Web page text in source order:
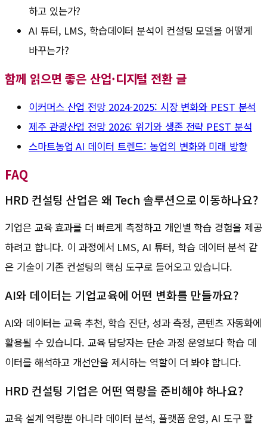
하고 있는가?
AI 튜터, LMS, 학습데이터 분석이 컨설팅 모델을 어떻게
바꾸는가?
함께 읽으면 좋은 산업·디지털 전환 글
이커머스 산업 전망 2024-2025: 시장 변화와 PEST 분석
제주 관광산업 전망 2026: 위기와 생존 전략 PEST 분석
스마트농업 AI 데이터 트렌드: 농업의 변화와 미래 방향
FAQ
HRD 컨설팅 산업은 왜 Tech 솔루션으로 이동하나요?
기업은 교육 효과를 더 빠르게 측정하고 개인별 학습 경험을 제공
하려고 합니다. 이 과정에서 LMS, AI 튜터, 학습 데이터 분석 같
은 기술이 기존 컨설팅의 핵심 도구로 들어오고 있습니다.
AI와 데이터는 기업교육에 어떤 변화를 만들까요?
AI와 데이터는 교육 추천, 학습 진단, 성과 측정, 콘텐츠 자동화에
활용될 수 있습니다. 교육 담당자는 단순 과정 운영보다 학습 데
이터를 해석하고 개선안을 제시하는 역할이 더 봐야 합니다.
HRD 컨설팅 기업은 어떤 역량을 준비해야 하나요?
교육 설계 역량뿐 아니라 데이터 분석, 플랫폼 운영, AI 도구 활